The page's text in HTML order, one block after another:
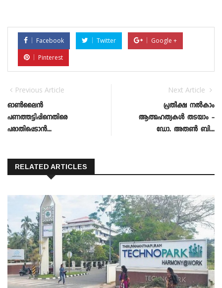
Facebook Twitter
Google +
Pinterest
Previous Article
ഓണ്‍ലൈന്‍
പണത്തട്ടിപ്പിനെതിരെ
പരാതിപ്പെടാന്‍...
Next Article
പ്രതീക്ഷ നൽകാം
ആത്മഹത്യകൾ തടയാം -
ഡോ. അരുൺ ബി...
RELATED ARTICLES